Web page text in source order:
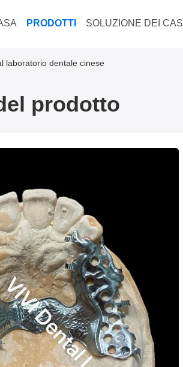
PRODOTTI SOLUZIONE DEI CASI
laboratorio dentale cinese
prodotto